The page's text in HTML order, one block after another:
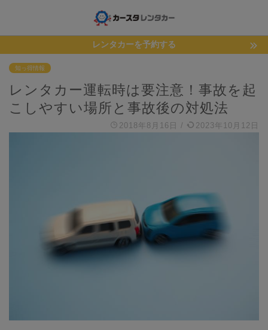
レンタカーを予約する
知っ得情報
レンタカー運転時は要注意！事故を起
こしやすい場所と事故後の対処法
2018年8月16日 / 2023年10月12日